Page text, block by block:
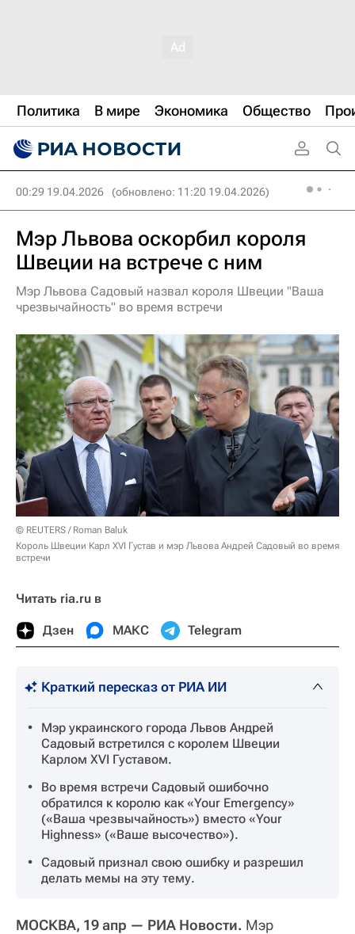
Политика В мире Экономика Общество
00:29 19.04.2026 (обновлено: 11:20 19.04.2026)
Мэр Львова оскорбил короля
Швеции на встрече с ним
Мэр Львова Садовый назвал короля Швеции "Ваша
чрезвычайность" во время встречи
© REUTERS / Roman Baluk
Король Швеции Карл XVI Густав и мэр Львова Андрей Садовый во время
встречи
Читать ria.ru в
Дзен МАКС Telegram
Краткий пересказ от РИА ИИ
Мэр украинского города Львов Андрей
Садовый встретился с королем Швеции
Карлом XVI Густавом.
Во время встречи Садовый ошибочно
обратился к королю как «Your Emergency»
(«Ваша чрезвычайность») вместо «Your
Highness» («Ваше высочество»).
Садовый признал свою ошибку и разрешил
делать мемы на эту тему.
МОСКВА, 19 апр — РИА Новости. Мэр